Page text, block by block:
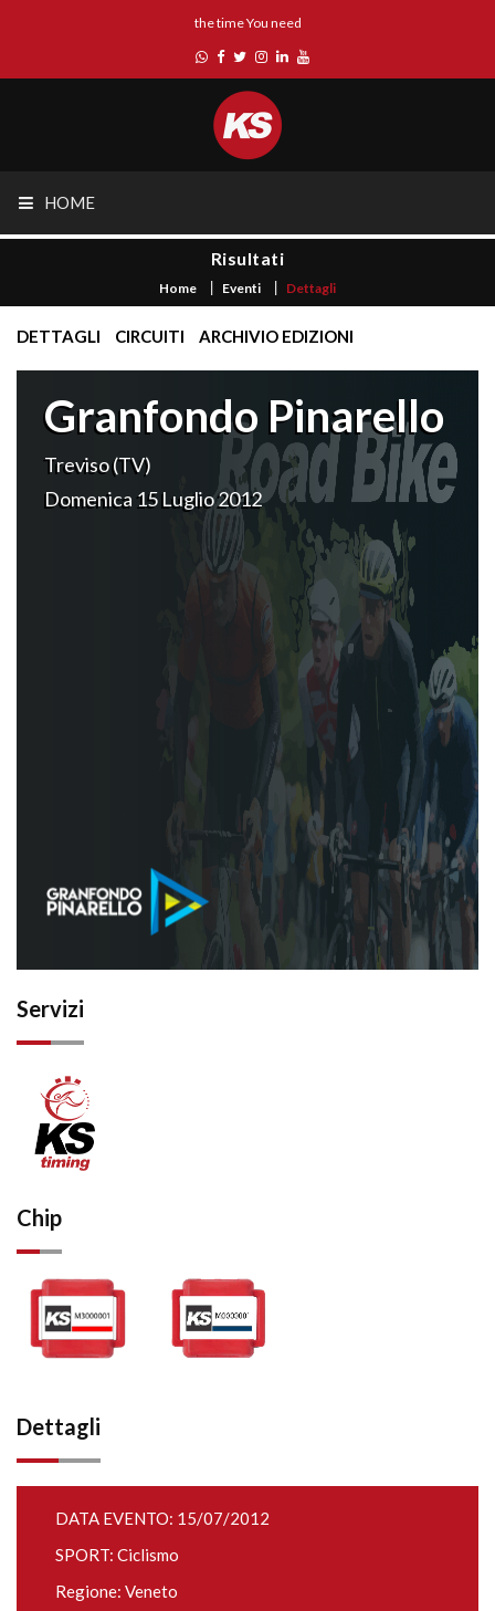
the time You need
HOME
Risultati
Home Eventi Dettagli
DETTAGLI CIRCUITI ARCHIVIO EDIZIONI
Granfondo Pinarello
Treviso (TV)
Domenica 15 Luglio 2012
Servizi
Chip
Dettagli
DATA EVENTO: 15/07/2012
SPORT: Ciclismo
Regione: Veneto